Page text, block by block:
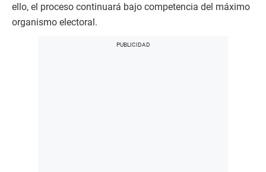
ello, el proceso continuará bajo competencia del máximo
organismo electoral.